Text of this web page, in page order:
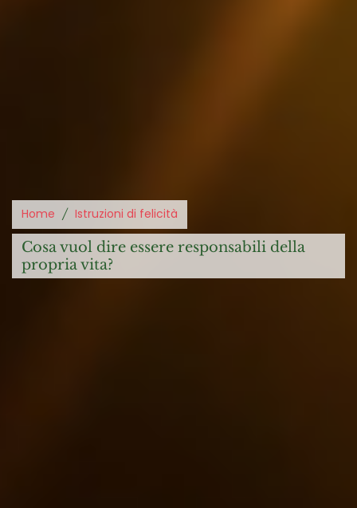
Home Istruzioni di felicità
cosa vuol dire essere responsabili della
propria vita?